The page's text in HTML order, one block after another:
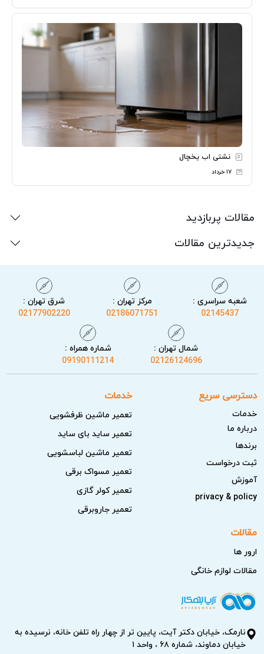
نشتی اب یخچال
۱۷ خرداد
مقالات پربازدید
جدیدترین مقالات
شعبه سراسری :
02145437
مرکز تهران :
02186071751
شرق تهران :
02177902220
شمال تهران :
02126124696
شماره همراه :
09190111214
دسترسی سریع
خدمات
درباره ما
برندها
ثبت درخواست
آموزش
privacy & policy
خدمات
تعمیر ماشین ظرفشویی
تعمیر ساید بای ساید
تعمیر ماشین لباسشویی
تعمیر مسواک برقی
تعمیر کولر گازی
تعمیر جاروبرقی
مقالات
ارور ها
مقالات لوازم خانگی
نارمک، خیابان دکتر آیت، پایین تر از چهار راه تلفن خانه، نرسیده به
خیابان دماوند، شماره ۶۸ ، واحد ۱